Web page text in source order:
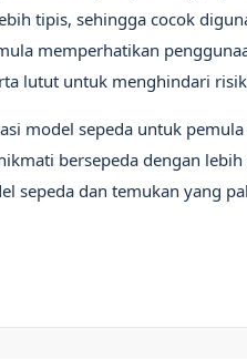
tipis, sehingga cocok
memperhatikan
lutut untuk menghindari
model sepeda untuk
bersepeda dengan
sepeda dan temukan yang